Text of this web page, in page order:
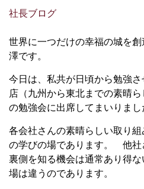
社長ブログ
世界に一つだけの幸福の城を創
澤です。
今日は、私共が日頃から勉強
店（九州から東北までの素晴
の勉強会に出席してまいりまし
各会社さんの素晴らしい取り
の学びの場であります。 他社
裏側を知る機会は通常あり得
場は違うのであります。